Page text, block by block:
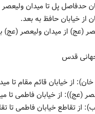
حدفاصل پل تا میدان
از خیابان حافظ به بعد.
(عج) از میدان ولیعصر
قدس